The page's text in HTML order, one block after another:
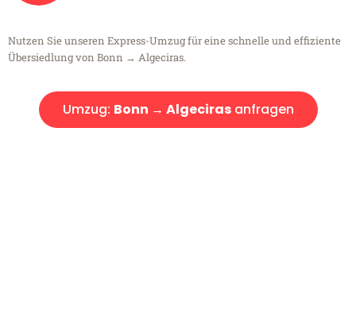
Nutzen Sie unseren Express-Umzug für eine schnelle und effiziente
Übersiedlung von Bonn → Algeciras.
Umzug: Bonn → Algecirasanfragen